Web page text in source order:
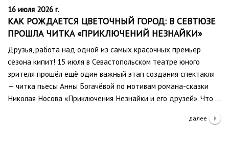
16 июля 2026 г.
КАК РОЖДАЕТСЯ ЦВЕТОЧНЫЙ ГОРОД: В СЕВТЮЗЕ
ПРОШЛА ЧИТКА «ПРИКЛЮЧЕНИЙ НЕЗНАЙКИ»
Друзья, работа над одной из самых красочных премьер
сезона кипит! 15 июля в Севастопольском театре юного
зрителя прошёл ещё один важный этап создания спектакля
— читка пьесы Анны Богачёвой по мотивам романа-сказки
Николая Носова «Приключения Незнайки и его друзей». Что …
далее